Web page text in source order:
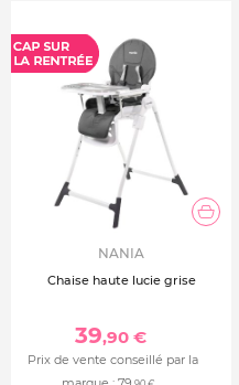
NANIA
Chaise haute lucie grise
39,90 €
Prix de vente conseillé par la